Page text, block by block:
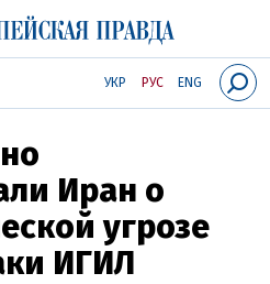
УКР РУС ENG
Иран о
угрозе
ИГИЛ